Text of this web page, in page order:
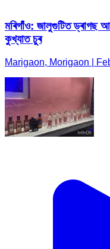
মৰিগাঁও: জালুগুটিত ড্ৰাগছ
কুখ্যাত চুৰ
Marigaon, Morigaon |